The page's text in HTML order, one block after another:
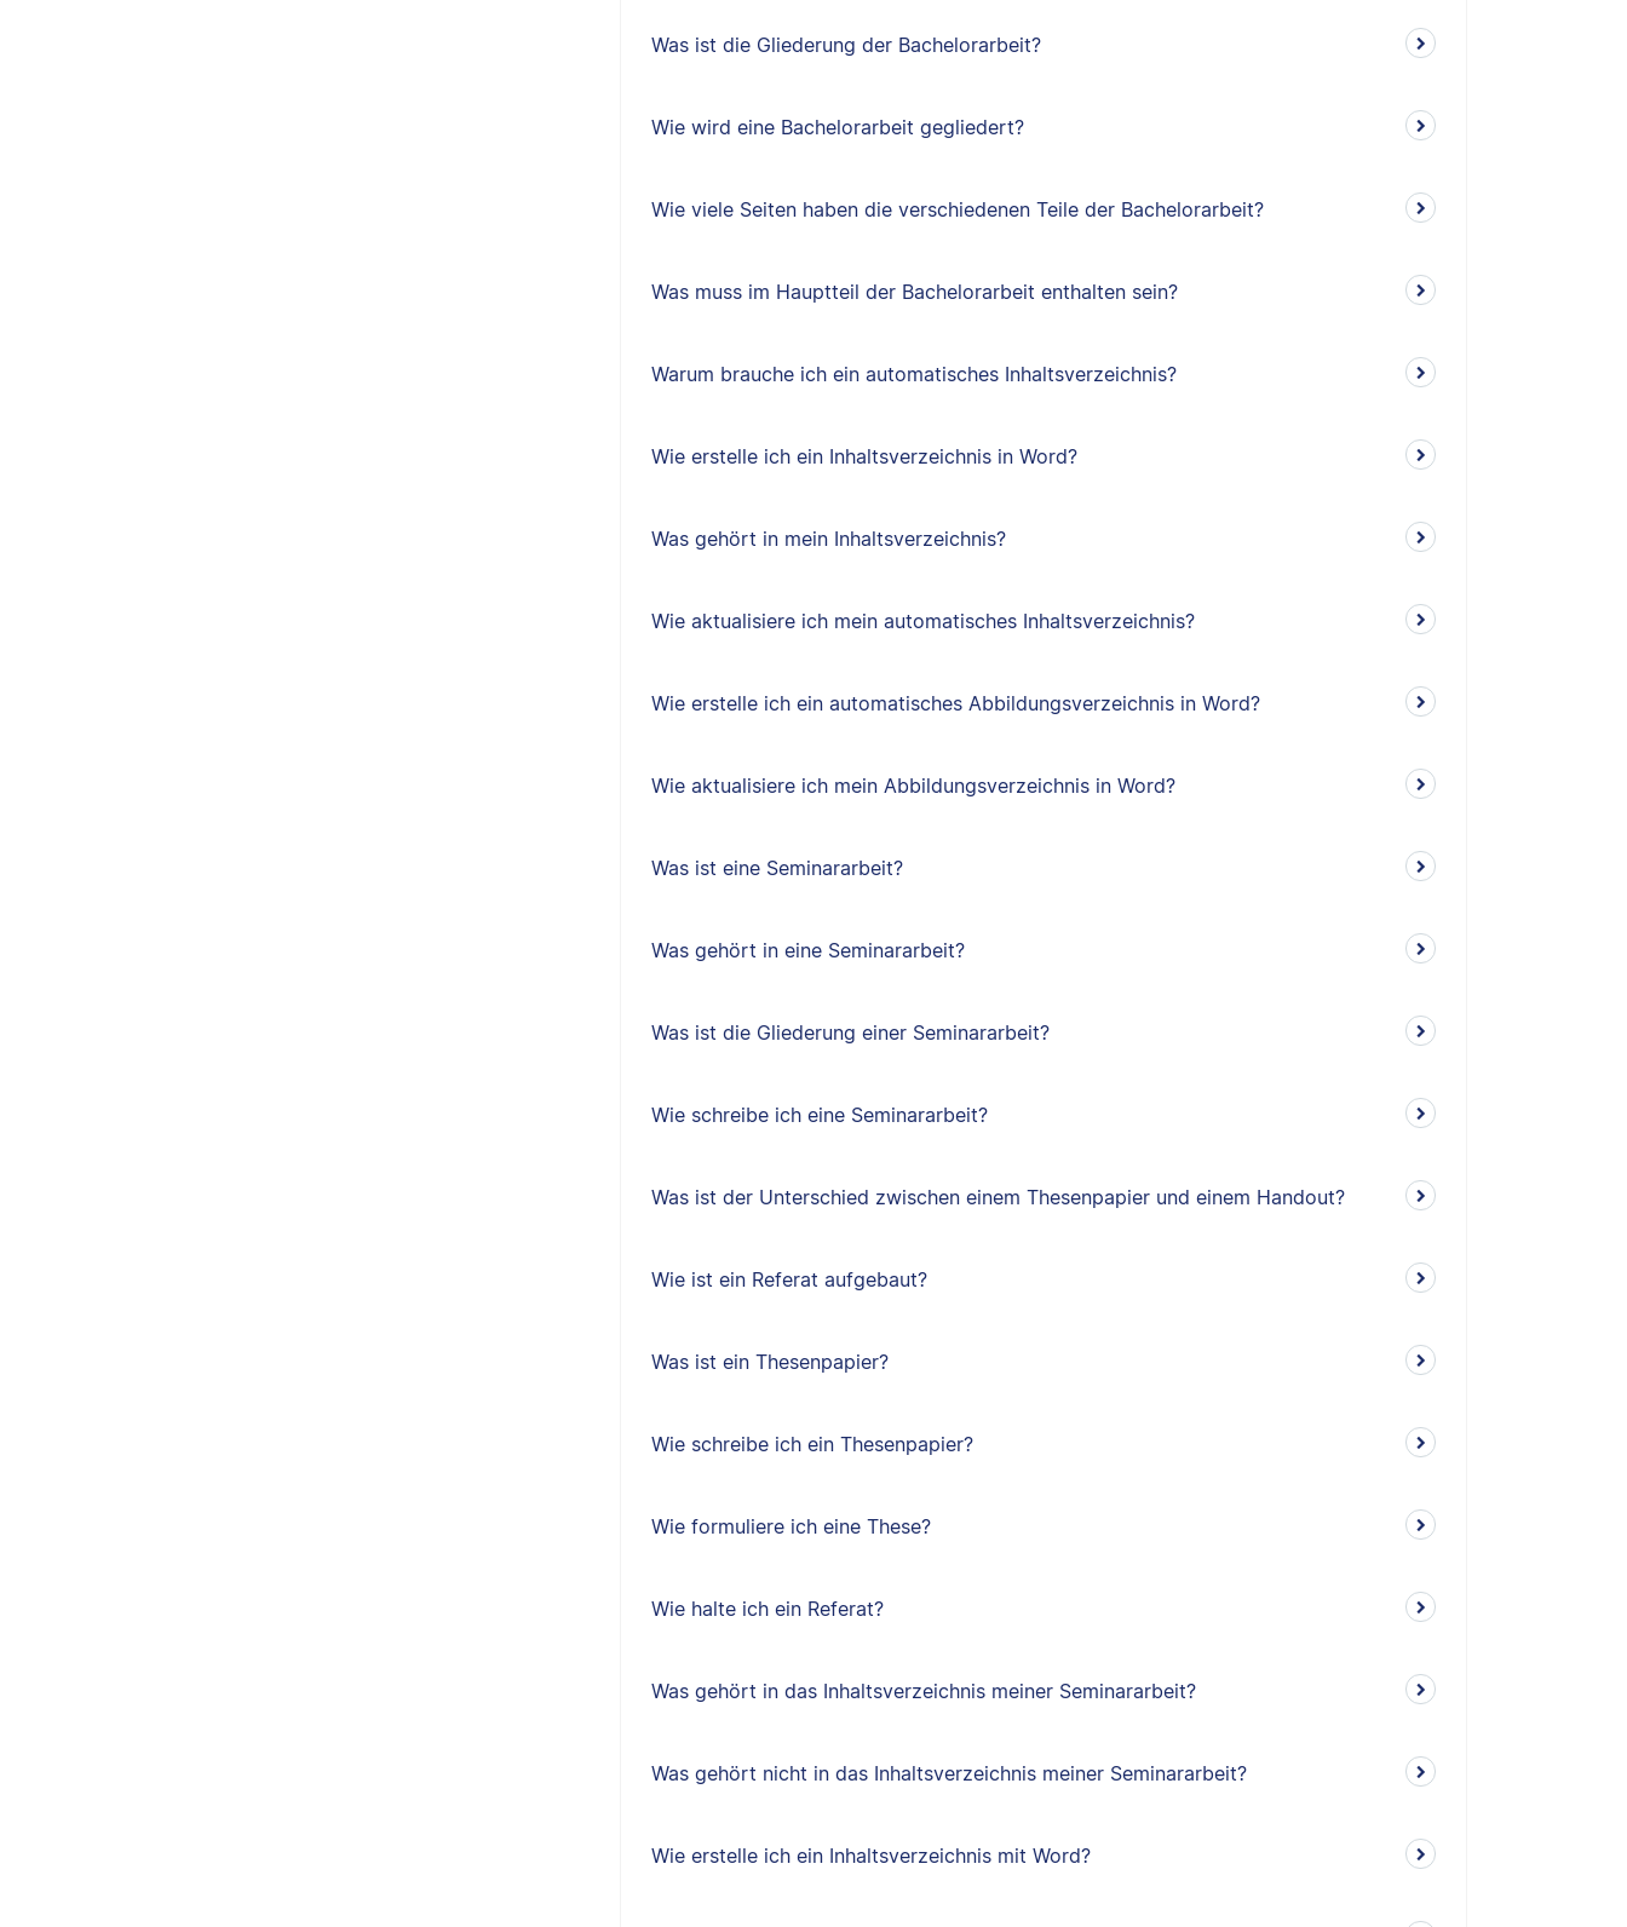
Was ist die Gliederung der Bachelorarbeit?
Wie wird eine Bachelorarbeit gegliedert?
Wie viele Seiten haben die verschiedenen Teile der Bachelorarbeit?
Was muss im Hauptteil der Bachelorarbeit enthalten sein?
Warum brauche ich ein automatisches Inhaltsverzeichnis?
Wie erstelle ich ein Inhaltsverzeichnis in Word?
Was gehört in mein Inhaltsverzeichnis?
Wie aktualisiere ich mein automatisches Inhaltsverzeichnis?
Wie erstelle ich ein automatisches Abbildungsverzeichnis in Word?
Wie aktualisiere ich mein Abbildungsverzeichnis in Word?
Was ist eine Seminararbeit?
Was gehört in eine Seminararbeit?
Was ist die Gliederung einer Seminararbeit?
Wie schreibe ich eine Seminararbeit?
Was ist der Unterschied zwischen einem Thesenpapier und einem Handout?
Wie ist ein Referat aufgebaut?
Was ist ein Thesenpapier?
Wie schreibe ich ein Thesenpapier?
Wie formuliere ich eine These?
Wie halte ich ein Referat?
Was gehört in das Inhaltsverzeichnis meiner Seminararbeit?
Was gehört nicht in das Inhaltsverzeichnis meiner Seminararbeit?
Wie erstelle ich ein Inhaltsverzeichnis mit Word?